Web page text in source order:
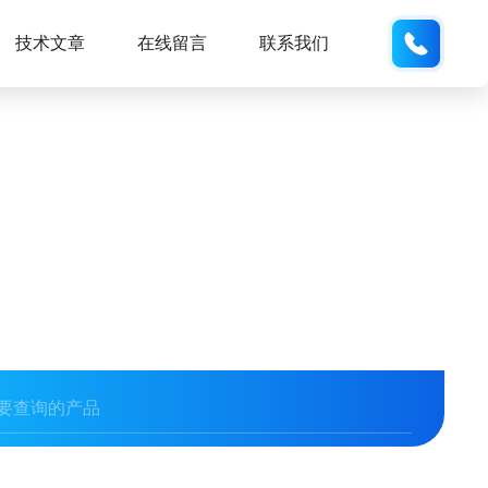
技术文章 在线留言 联系我们